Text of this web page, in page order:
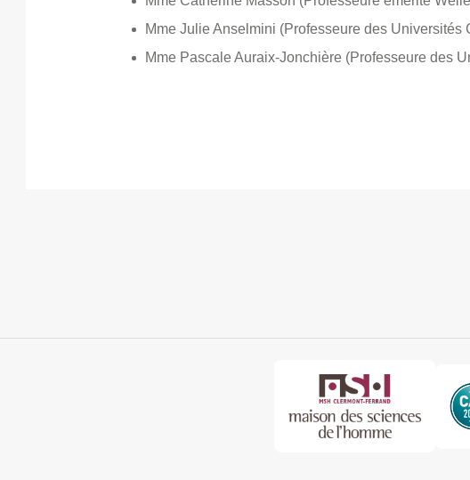
Mme Julie Anselmini (Professeure des Universités
Mme Pascale Auraix-Jonchière (Professeure des